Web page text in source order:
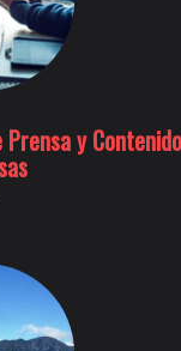
y